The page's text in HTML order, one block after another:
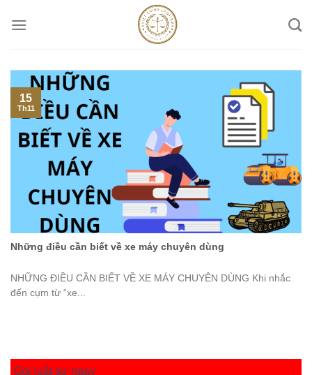
Những điều cần biết về xe máy chuyên dùng
NHỮNG ĐIỀU CẦN BIẾT VỀ XE MÁY CHUYÊN DÙNG Khi nhắc
đến cụm từ “xe...
15
Th11
Gọi luật sư ngay